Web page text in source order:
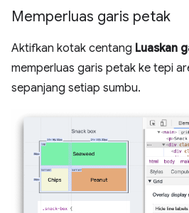
Memperluas garis petak
Aktifkan kotak centang Luaskan
memperluas garis petak ke tepi
sepanjang setiap sumbu.